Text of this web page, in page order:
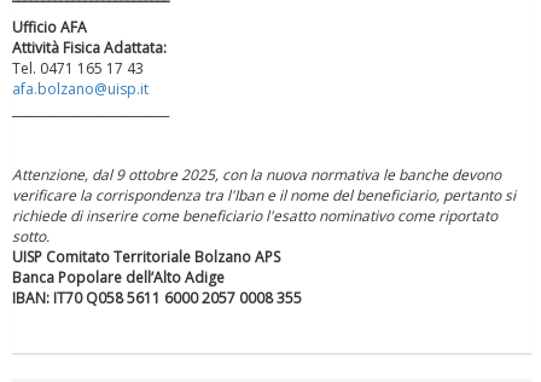
Tiziano Pesce a Radio InBlu2000 traccia il bilancio della stagione
Ufficio AFA
Attività Fisica Adattata:
Tel. 0471 165 17 43
afa.bolzano@uisp.it
Attenzione, dal 9 ottobre 2025, con la nuova normativa le banche devono
verificare la corrispondenza tra l'Iban e il nome del beneficiario, pertanto si
richiede di inserire come beneficiario l'esatto nominativo come riportato
sotto.
UISP Comitato Territoriale Bolzano APS
Banca Popolare dell’Alto Adige
IBAN: IT70 Q058 5611 6000 2057 0008 355